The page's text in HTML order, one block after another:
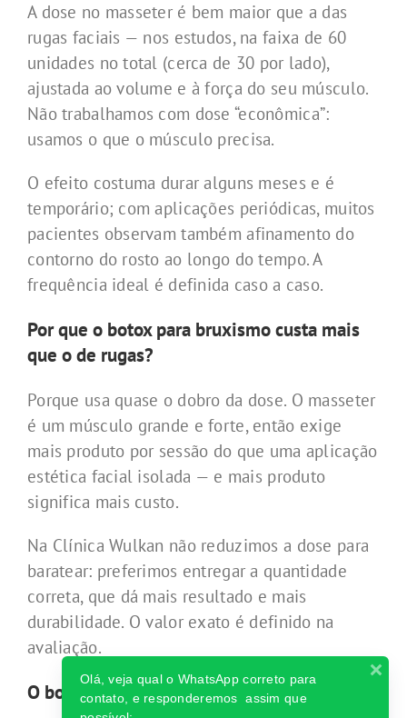
A dose no masseter é bem maior que a das
rugas faciais — nos estudos, na faixa de 60
unidades no total (cerca de 30 por lado),
ajustada ao volume e à força do seu músculo.
Não trabalhamos com dose “econômica”:
usamos o que o músculo precisa.
O efeito costuma durar alguns meses e é
temporário; com aplicações periódicas, muitos
pacientes observam também afinamento do
contorno do rosto ao longo do tempo. A
frequência ideal é definida caso a caso.
Por que o botox para bruxismo custa mais
que o de rugas?
Porque usa quase o dobro da dose. O masseter
é um músculo grande e forte, então exige
mais produto por sessão do que uma aplicação
estética facial isolada — e mais produto
significa mais custo.
Na Clínica Wulkan não reduzimos a dose para
baratear: preferimos entregar a quantidade
correta, que dá mais resultado e mais
durabilidade. O valor exato é definido na
avaliação.
O botox no masseter afina o rosto?
Olá, veja qual o WhatsApp correto para
contato, e responderemos assim que